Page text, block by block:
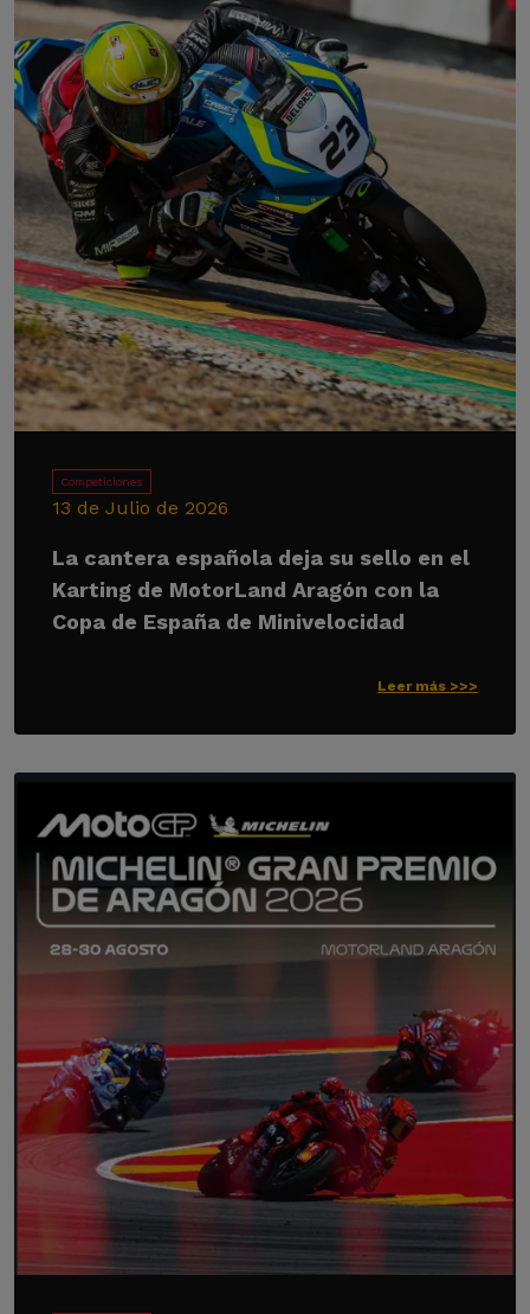
Competiciones
13 de Julio de 2026
La cantera española deja su sello en el
Karting de MotorLand Aragón con la
Copa de España de Minivelocidad
Leer más >>>